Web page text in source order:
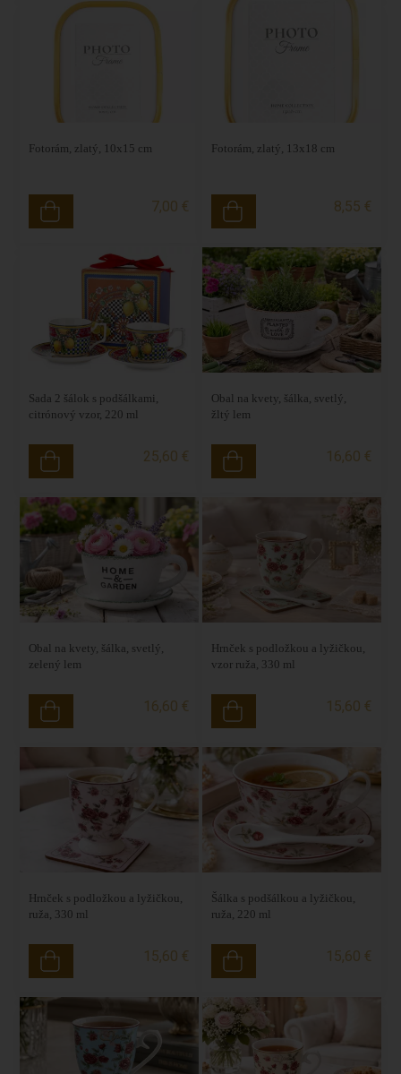
Fotorám, zlatý, 10x15 cm
7,00 €
Fotorám, zlatý, 13x18 cm
8,55 €
Sada 2 šálok s podšálkami,
citrónový vzor, 220 ml
25,60 €
Obal na kvety, šálka, svetlý,
žltý lem
16,60 €
Obal na kvety, šálka, svetlý,
zelený lem
16,60 €
Hrnček s podložkou a lyžičkou,
vzor ruža, 330 ml
15,60 €
Hrnček s podložkou a lyžičkou,
ruža, 330 ml
15,60 €
Šálka s podšálkou a lyžičkou,
ruža, 220 ml
15,60 €